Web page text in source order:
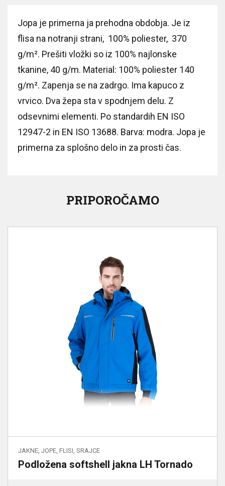
Jopa je primerna ja prehodna obdobja. Je iz
flisa na notranji strani, 100% poliester, 370
g/m². Prešiti vložki so iz 100% najlonske
tkanine, 40 g/m. Material: 100% poliester 140
g/m². Zapenja se na zadrgo. Ima kapuco z
vrvico. Dva žepa sta v spodnjem delu. Z
odsevnimi elementi. Po standardih EN ISO
12947-2 in EN ISO 13688. Barva: modra. Jopa je
primerna za splošno delo in za prosti čas.
PRIPOROČAMO
JAKNE, JOPE, FLISI, SRAJCE
Podložena softshell jakna LH Tornado